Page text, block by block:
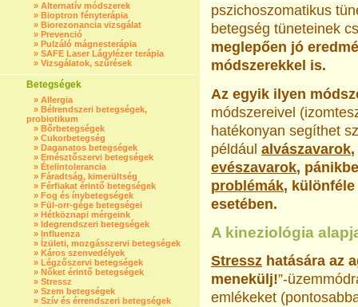
» Alternatív módszerek
» Bioptron fényterápia
» Biorezonancia vizsgálat
» Prevenció
» Pulzáló mágnesterápia
» SAFE Laser Lágylézer terápia
» Vizsgálatok, szűrések
Betegségek
» Allergia
» Bélrendszeri betegségek,
probiotikum
» Bőrbetegségek
» Cukorbetegség
» Daganatos betegségek
» Emésztőszervi betegségek
» Ételintolerancia
» Fáradtság, kimerültség
» Férfiakat érintő betegségek
» Fog és ínybetegségek
» Fül-orr-gége betegségei
» Hétköznapi mérgeink
» Idegrendszeri betegségek
» Influenza
» Ízületi, mozgásszervi betegségek
» Káros szenvedélyek
» Légzőszervi betegségek
» Nőket érintő betegségek
» Stressz
» Szem betegségek
» Szív és érrendszeri betegségek
pszichoszomatikus
betegség tüneteinek
meglepően jó
módszerekkel is.
Az egyik ilyen
módszereivel
hatékonyan segíthet
például alvászavarok
evészavarok,
problémák,
esetében.
A kineziológia
Stressz hatására az
menekülj!”-
emlékeket